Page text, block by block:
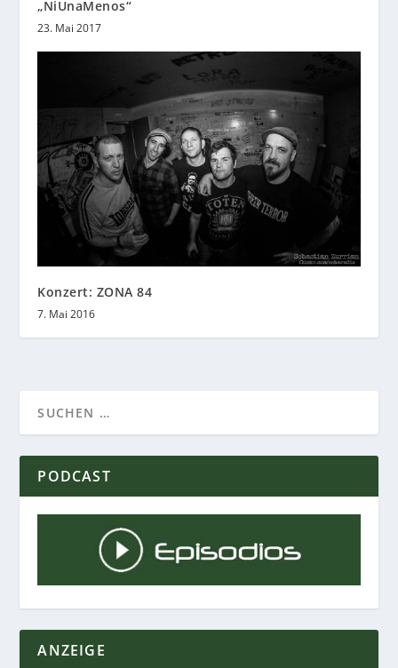
„NiUnaMenos“
23. Mai 2017
Konzert: ZONA 84
7. Mai 2016
PODCAST
ANZEIGE